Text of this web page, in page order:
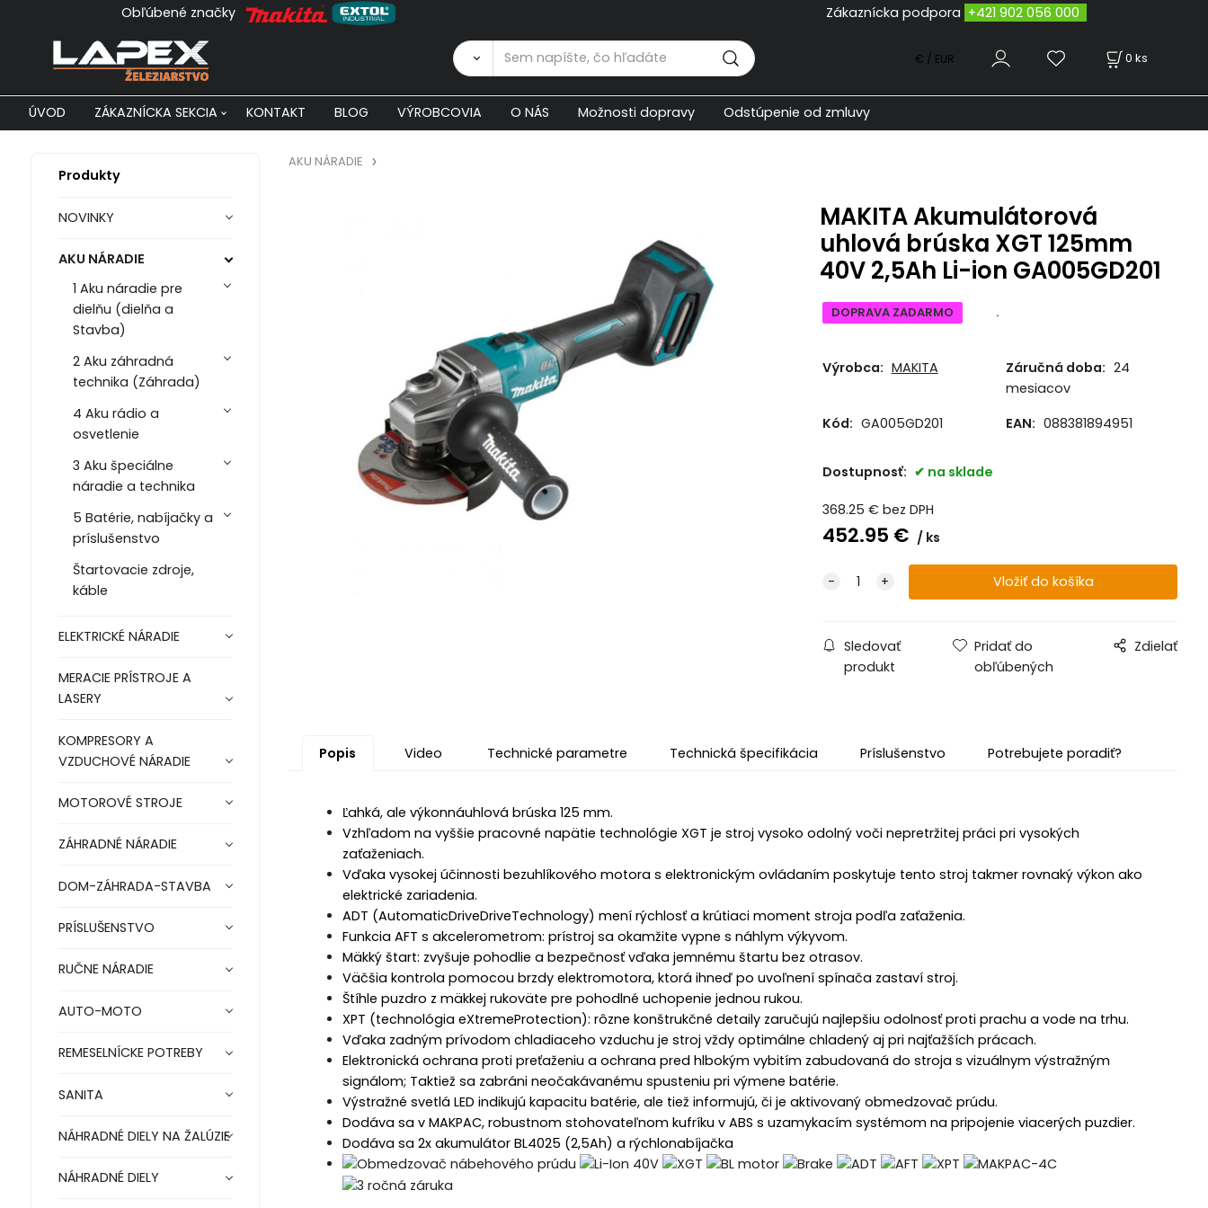
Obľúbené značky Zákaznícka podpora +421 902 056 000
0 ks
€ / EUR
ÚVOD ZÁKAZNÍCKA SEKCIA KONTAKT BLOG VÝROBCOVIA O NÁS Možnosti dopravy Odstúpenie od zmluvy
Produkty
NOVINKY
AKU NÁRADIE
1 Aku náradie pre
dielňu (dielňa a
Stavba)
2 Aku záhradná
technika (Záhrada)
4 Aku rádio a
osvetlenie
3 Aku špeciálne
náradie a technika
5 Batérie, nabíjačky a
príslušenstvo
Štartovacie zdroje,
káble
ELEKTRICKÉ NÁRADIE
MERACIE PRÍSTROJE A
LASERY
KOMPRESORY A
VZDUCHOVÉ NÁRADIE
MOTOROVÉ STROJE
ZÁHRADNÉ NÁRADIE
DOM-ZÁHRADA-STAVBA
PRÍSLUŠENSTVO
RUČNE NÁRADIE
AUTO-MOTO
REMESELNÍCKE POTREBY
SANITA
NÁHRADNÉ DIELY NA ŽALÚZIE
NÁHRADNÉ DIELY
AKU NÁRADIE
MAKITA Akumulátorová
uhlová brúska XGT 125mm
40V 2,5Ah Li-ion GA005GD201
DOPRAVA ZADARMO .
Výrobca: MAKITA Záručná doba: 24
mesiacov
Kód: GA005GD201 EAN: 088381894951
Dostupnosť: na sklade
368.25 € bez DPH
452.95 € ks
Sledovať
produkt
Pridať do
obľúbených
Zdielať
Popis Video Technické parametre Technická špecifikácia Príslušenstvo Potrebujete poradiť?
Ľahká, ale výkonnáuhlová brúska 125 mm.
Vzhľadom na vyššie pracovné napätie technológie XGT je stroj vysoko odolný voči nepretržitej práci pri vysokých
zaťaženiach.
Vďaka vysokej účinnosti bezuhlíkového motora s elektronickým ovládaním poskytuje tento stroj takmer rovnaký výkon ako
elektrické zariadenia.
ADT (AutomaticDriveDriveTechnology) mení rýchlosť a krútiaci moment stroja podľa zaťaženia.
Funkcia AFT s akcelerometrom: prístroj sa okamžite vypne s náhlym výkyvom.
Mäkký štart: zvyšuje pohodlie a bezpečnosť vďaka jemnému štartu bez otrasov.
Väčšia kontrola pomocou brzdy elektromotora, ktorá ihneď po uvoľnení spínača zastaví stroj.
Štíhle puzdro z mäkkej rukoväte pre pohodlné uchopenie jednou rukou.
XPT (technológia eXtremeProtection): rôzne konštrukčné detaily zaručujú najlepšiu odolnosť proti prachu a vode na trhu.
Vďaka zadným prívodom chladiaceho vzduchu je stroj vždy optimálne chladený aj pri najťažších prácach.
Elektronická ochrana proti preťaženiu a ochrana pred hlbokým vybitím zabudovaná do stroja s vizuálnym výstražným
signálom; Taktiež sa zabráni neočakávanému spusteniu pri výmene batérie.
Výstražné svetlá LED indikujú kapacitu batérie, ale tiež informujú, či je aktivovaný obmedzovač prúdu.
Dodáva sa v MAKPAC, robustnom stohovateľnom kufríku v ABS s uzamykacím systémom na pripojenie viacerých puzdier.
Dodáva sa 2x akumulátor BL4025 (2,5Ah) a rýchlonabíjačka